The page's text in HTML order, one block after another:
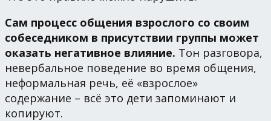
Сам процесс общения взрослого со своим
собеседником в присутствии группы может
оказать негативное влияние. Тон разговора,
невербальное поведение во время общения,
неформальная речь, её «взрослое»
содержание – всё это дети запоминают и
копируют.